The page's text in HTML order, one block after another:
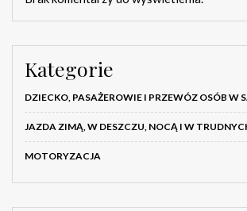
Kategorie
DZIECKO, PASAŻEROWIE I PRZEWÓZ OSÓB W
JAZDA ZIMĄ, W DESZCZU, NOCĄ I W
MOTORYZACJA